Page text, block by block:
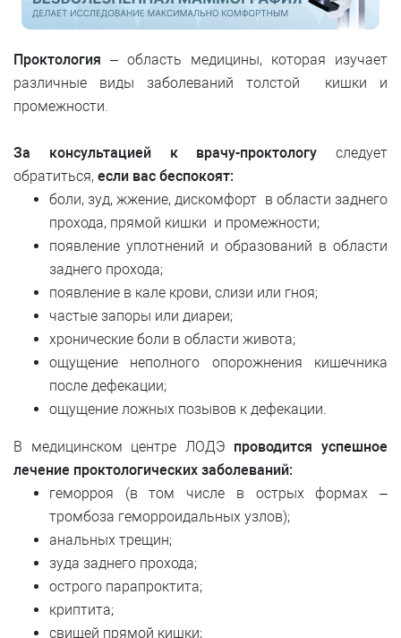
Проктология – область медицины, которая изучает
различные виды заболеваний толстой кишки и
промежности.
За консультацией к врачу-проктологу следует
обратиться, если вас беспокоят:
боли, зуд, жжение, дискомфорт в области заднего
прохода, прямой кишки и промежности;
появление уплотнений и образований в области
заднего прохода;
появление в кале крови, слизи или гноя;
частые запоры или диареи;
хронические боли в области живота;
ощущение неполного опорожнения кишечника
после дефекации;
ощущение ложных позывов к дефекации.
В медицинском центре ЛОДЭ проводится успешное
лечение проктологических заболеваний:
геморроя (в том числе в острых формах –
тромбоза геморроидальных узлов);
анальных трещин;
зуда заднего прохода;
острого парапроктита;
криптита;
свищей прямой кишки;